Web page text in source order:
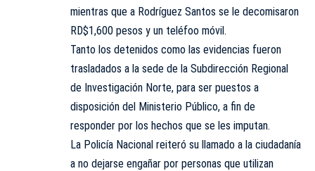
mientras que a Rodríguez Santos se le decomisaron
RD$1,600 pesos y un teléfoo móvil.
Tanto los detenidos como las evidencias fueron
trasladados a la sede de la Subdirección Regional
de Investigación Norte, para ser puestos a
disposición del Ministerio Público, a fin de
responder por los hechos que se les imputan.
La Policía Nacional reiteró su llamado a la ciudadanía
a no dejarse engañar por personas que utilizan